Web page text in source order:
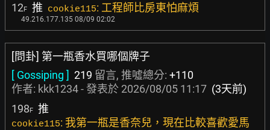
12F 推 cookie115: 工程師比房東怕麻煩
49.216.177.135 08/09 02:02
[問卦] 第一瓶香水買哪個牌子
[ Gossiping ] 219 留言, 推噓總分: +110
作者: kkk1234- 發表於 2026/08/05 11:17 (3天前)
198F 推
cookie115: 我第一瓶是香奈兒，現在比較喜歡愛馬